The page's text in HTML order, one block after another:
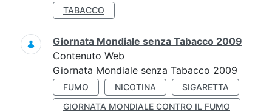
TABACCO
Giornata Mondiale senza Tabacco 2009
Contenuto Web
Giornata Mondiale senza Tabacco 2009
FUMO NICOTINA
SIGARETTA
GIORNATA MONDIALE CONTRO IL FUMO